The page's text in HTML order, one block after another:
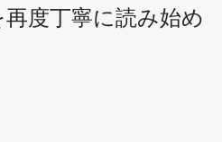
再度丁寧に読み始め